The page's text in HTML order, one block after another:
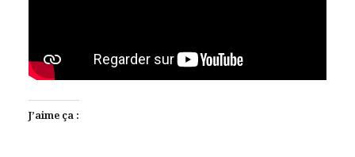
J’aime ça :